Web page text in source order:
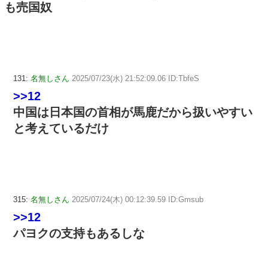
も売国奴
131: 名無しさん 2025/07/23(水) 21:52:09.06 ID:TbfeS
>>12
中国は日本国の首相が馬鹿だから扱いやすい
と考えているだけ
315: 名無しさん 2025/07/24(木) 00:12:39.59 ID:Gmsub
>>12
パヨクの支持もあるしな